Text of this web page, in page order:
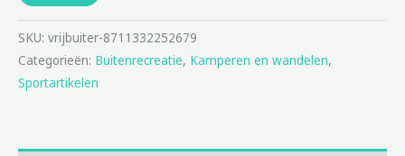
SKU: vrijbuiter-8711332252679
Categorieën: Buitenrecreatie, Kamperen en wandelen,
Sportartikelen